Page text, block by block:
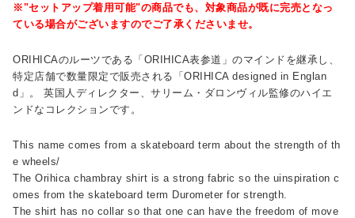
※"セットアップ着用可能"の商品でも、対象商品が既に完売となっ
ている場合がございますのでご了承くださいませ。
ORIHICAのルーツである「ORIHICA表参道」のマインドを継承し、
特定店舗で数量限定で販売される「ORIHICA designed in Englan
d」。 英国人ディレクター、サリーム・ダロンヴィル監修のハイエ
ンドなコレクションです。
This name comes from a skateboard term about the strength of th
e wheels/
The Orihica chambray shirt is a strong fabric so the uinspiration c
omes from the skateboard term Durometer for strength.
The shirt has no collar so that one can have the freedom of move